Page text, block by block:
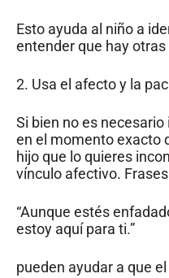
Esto ayuda al niño a
entender que hay
2. Usa el afecto y la
Si bien no es
en el momento exacto
hijo que lo quieres
vínculo afectivo.
“Aunque estés
estoy aquí para ti.”
pueden ayudar a que